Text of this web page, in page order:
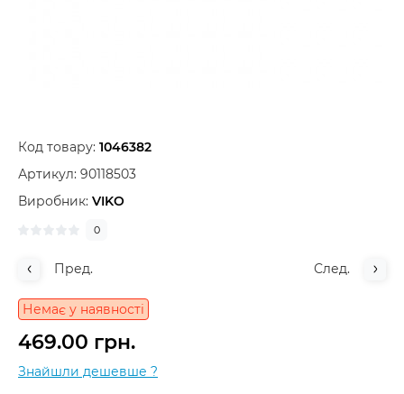
Код товару: 1046382
Артикул: 90118503
Виробник: VIKO
0
Пред. След.
Немає у наявності
469.00 грн.
Знайшли дешевше ?